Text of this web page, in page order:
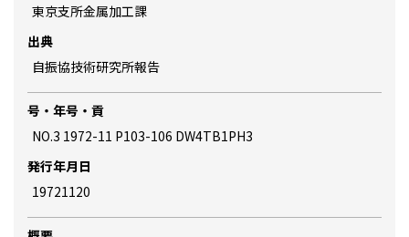
東京支所金属加工課
出典
自振協技術研究所報告
号・年号・貢
NO.3 1972-11 P103-106 DW4TB1PH3
発行年月日
19721120